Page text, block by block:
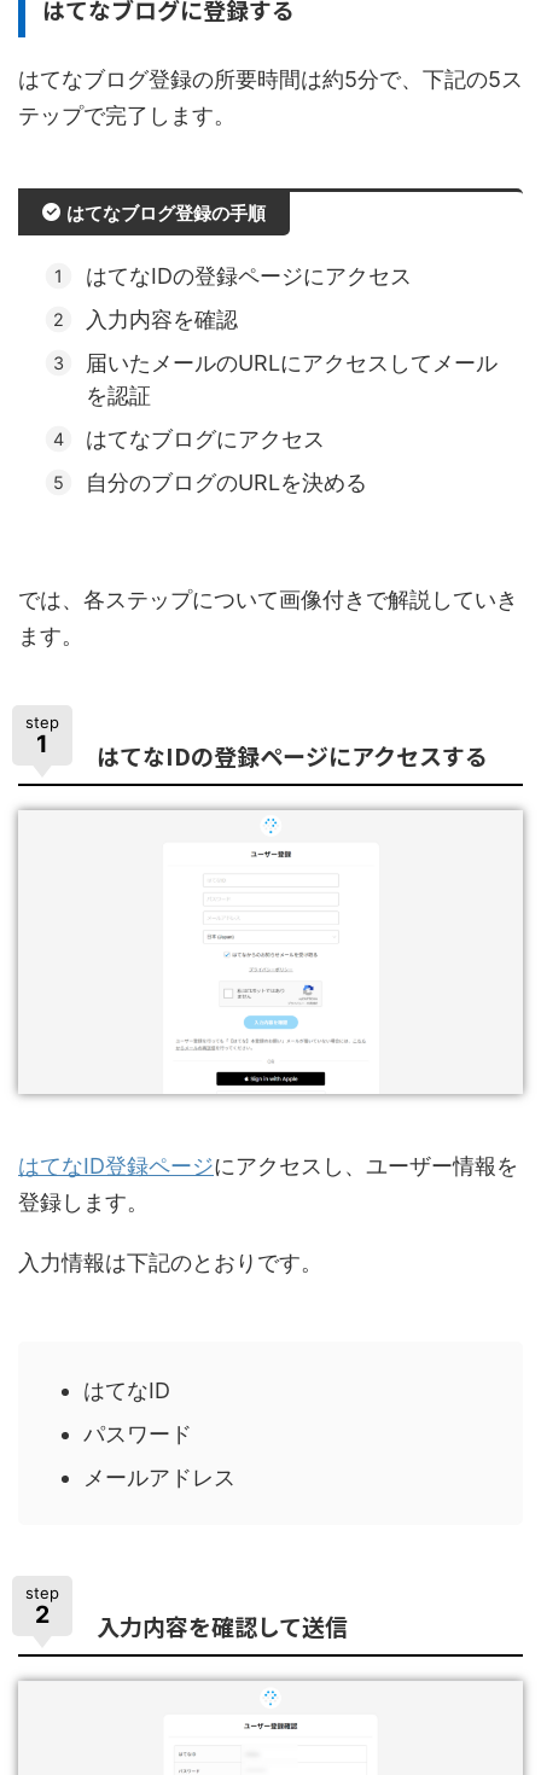
はてなブログに登録する
はてなブログ登録の所要時間は約5分で、下記の5ス
テップで完了します。
はてなブログ登録の手順
はてなIDの登録ページにアクセス
入力内容を確認
届いたメールのURLにアクセスしてメール
を認証
はてなブログにアクセス
自分のブログのURLを決める
では、各ステップについて画像付きで解説していき
ます。
step
1 はてなIDの登録ページにアクセスする
はてなID登録ページにアクセスし、ユーザー情報を
登録します。
入力情報は下記のとおりです。
はてなID
パスワード
メールアドレス
step
2 入力内容を確認して送信